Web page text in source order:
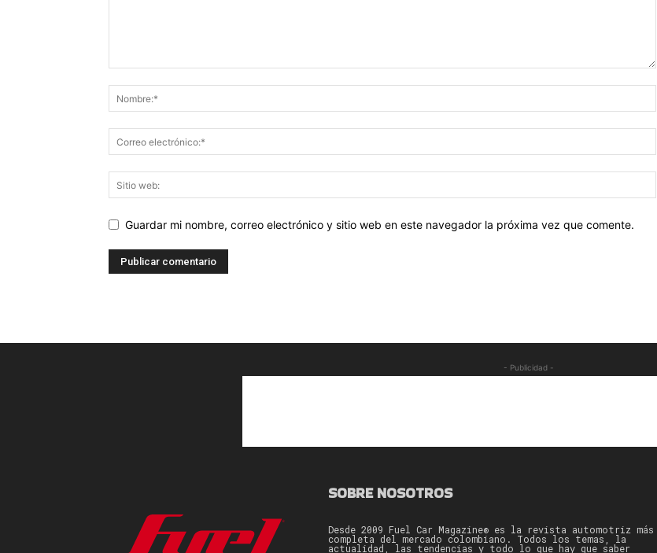
Guardar mi nombre, correo electrónico y sitio web en este navegador la próxima vez que comente.
- Publicidad -
SOBRE NOSOTROS
Desde 2009 Fuel Car Magazine® es la revista automotriz más
completa del mercado colombiano. Todos los temas, la
actualidad, las tendencias y todo lo que hay que saber